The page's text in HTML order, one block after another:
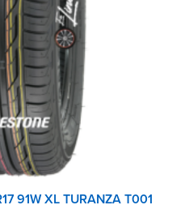
91W XL TURANZA T001